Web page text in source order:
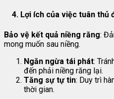
4. Lợi ích của việc tuân thủ
Bảo vệ kết quả niềng răng:
mong muốn sau niềng.
Ngăn ngừa tái phát:
đến phải niềng răng lại.
Tăng sự tự tin: Duy trì
thời gian.